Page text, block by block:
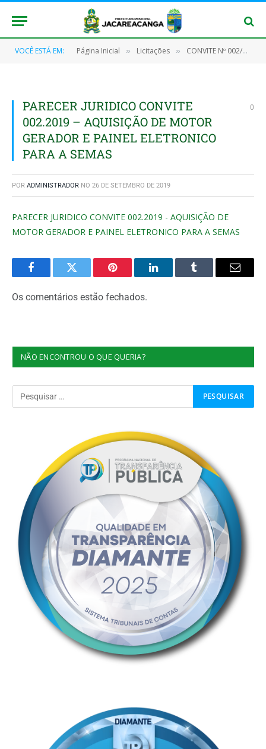
VOCÊ ESTÁ EM: Página Inicial » Licitações » CONVITE Nº 002/2019 (Aquisição de Motores, Geradores, Painel eletrônico de ligação e acessórios)
PARECER JURIDICO CONVITE
002.2019 – AQUISIÇÃO DE MOTOR
GERADOR E PAINEL ELETRONICO
PARA A SEMAS
0
POR ADMINISTRADOR NO 26 DE SETEMBRO DE 2019
PARECER JURIDICO CONVITE 002.2019 - AQUISIÇÃO DE
MOTOR GERADOR E PAINEL ELETRONICO PARA A SEMAS
FacebookTwitter Pinterest O
Tumblr
E-
Os comentários estão fechados.
NÃO ENCONTROU O QUE QUERIA?